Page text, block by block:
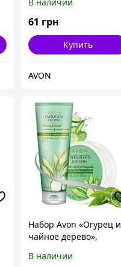
зеленого чая Avon,
Эйвон, Ейвон, 100 мл
В наличии
61 грн
Купить
AVON
Набор Avon «Огурец и
чайное дерево»,
В наличии